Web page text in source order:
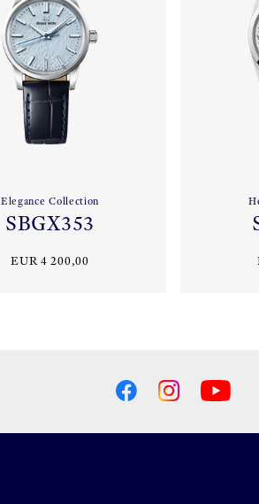
Elegance Collection
SBGX353
EUR 4 200,00